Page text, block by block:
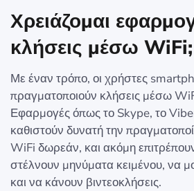
Χρειάζομαι
κλήσεις μέσω WiFi;
Με έναν τρόπο, οι χρήστες
πραγματοποιούν κλήσεις μέσω
Εφαρμογές όπως το Skype, το
καθιστούν δυνατή την
WiFi δωρεάν, και ακόμη
στέλνουν μηνύματα κειμένου, να
και να κάνουν βιντεοκλήσεις.